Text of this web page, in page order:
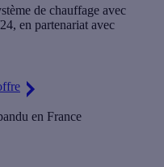
de chauffage avec
, en partenariat avec
en France